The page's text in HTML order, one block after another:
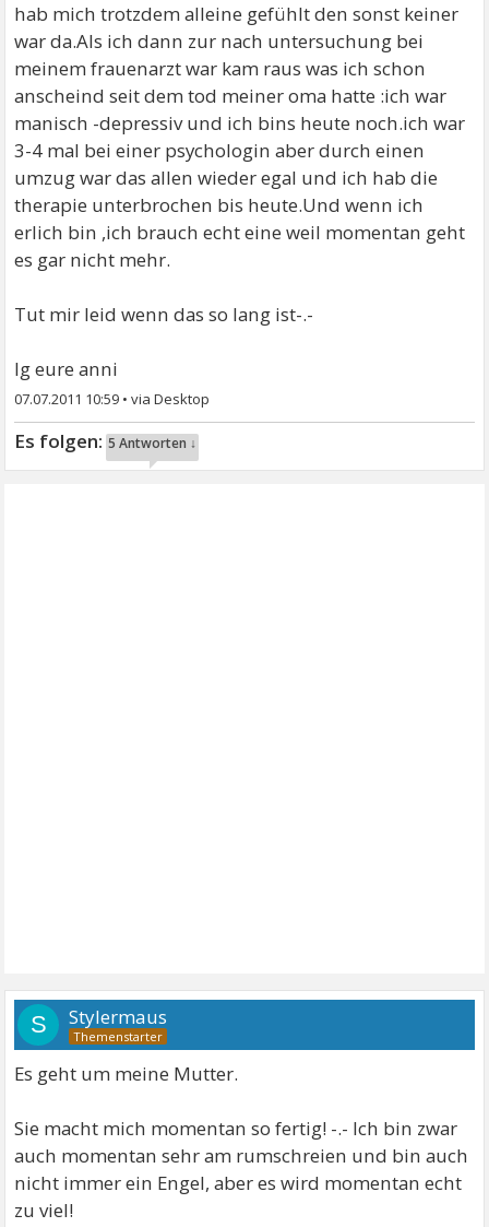
hab mich trotzdem alleine gefühlt den sonst keiner
war da.Als ich dann zur nach untersuchung bei
meinem frauenarzt war kam raus was ich schon
anscheind seit dem tod meiner oma hatte :ich war
manisch -depressiv und ich bins heute noch.ich war
3-4 mal bei einer psychologin aber durch einen
umzug war das allen wieder egal und ich hab die
therapie unterbrochen bis heute.Und wenn ich
erlich bin ,ich brauch echt eine weil momentan geht
es gar nicht mehr.
Tut mir leid wenn das so lang ist-.-
lg eure anni
07.07.2011 10:59 •
5 Antworten ↓
S Stylermaus
Es geht um meine Mutter.
Sie macht mich momentan so fertig! -.- Ich bin zwar
auch momentan sehr am rumschreien und bin auch
nicht immer ein Engel, aber es wird momentan echt
zu viel!